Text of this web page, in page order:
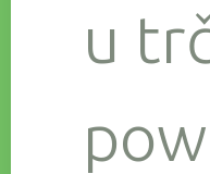
u